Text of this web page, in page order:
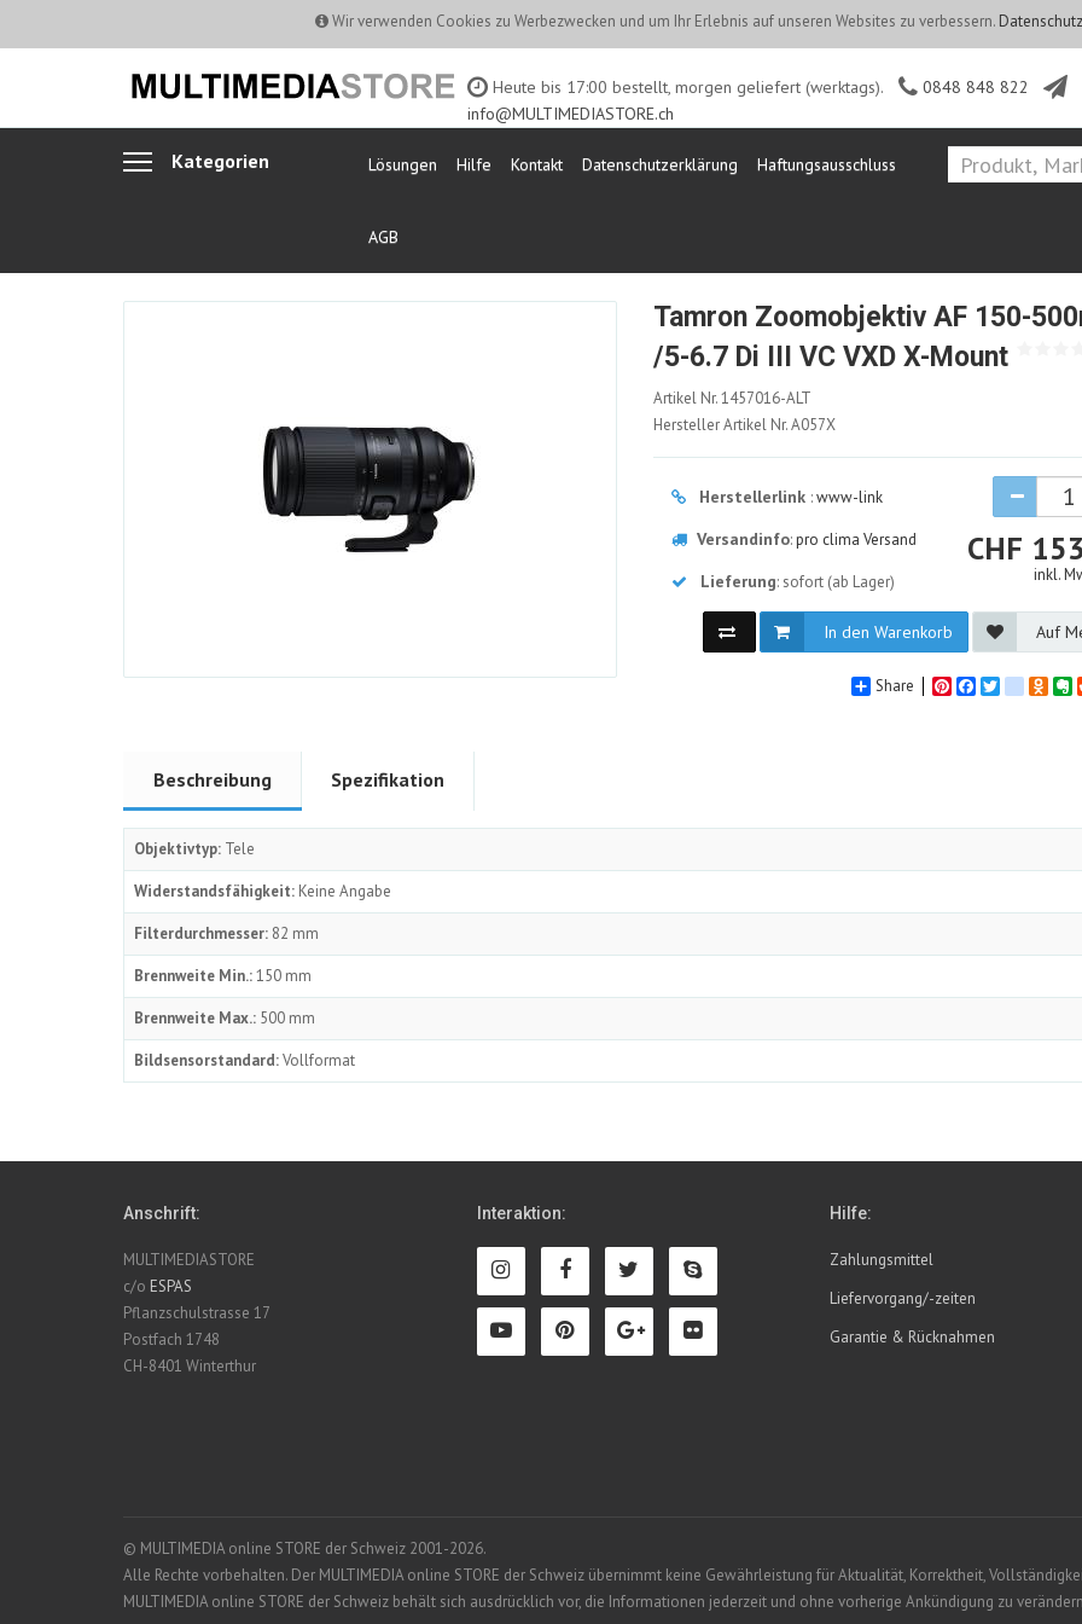
Wir verwenden Cookies zu Werbezwecken und um Ihr Erlebnis auf unseren Websites zu verbessern.
Heute bis 17:00 bestellt, morgen geliefert (werktags).
0848 848 822
info@MULTIMEDIASTORE.ch
Kategorien Lösungen Hilfe Kontakt Datenschutzerklärung Haftungsausschluss
AGB
Tamron Zoomobjektiv AF 150-
/5-6.7 Di III VC VXD X-Mount
1457016-
ALT
Artikel Nr.1457016-ALT
Hersteller Artikel Nr.A057X
Herstellerlink :www-link
Versandinfo:pro clima Versand
Lieferung: sofort (ab Lager)
CHF CHF
inkl.
In den Warenkorb Auf
Share PinterestFacebook
Twitter
Beschreibung Spezifikation
Objektivtyp: Tele
Widerstandsfähigkeit: Keine Angabe
Filterdurchmesser: 82 mm
Brennweite Min.:150 mm
Brennweite Max.: 500 mm
Bildsensorstandard:Vollformat
Anschrift:
MULTIMEDIASTORE
c/o ESPAS
Pflanzschulstrasse 17
Postfach 1748
CH-8401 Winterthur
Interaktion: Hilfe:
Zahlungsmittel
Liefervorgang/-zeiten
Garantie & Rücknahmen
© MULTIMEDIA online STORE der Schweiz 2001-2026.
Alle Rechte vorbehalten. Der MULTIMEDIA online STORE der Schweiz übernimmt keine Gewährleistung für Aktualität, Korrektheit,
MULTIMEDIA online STORE der Schweiz behält sich ausdrücklich vor, die Informationen jederzeit und ohne vorherige Ankündigung zu